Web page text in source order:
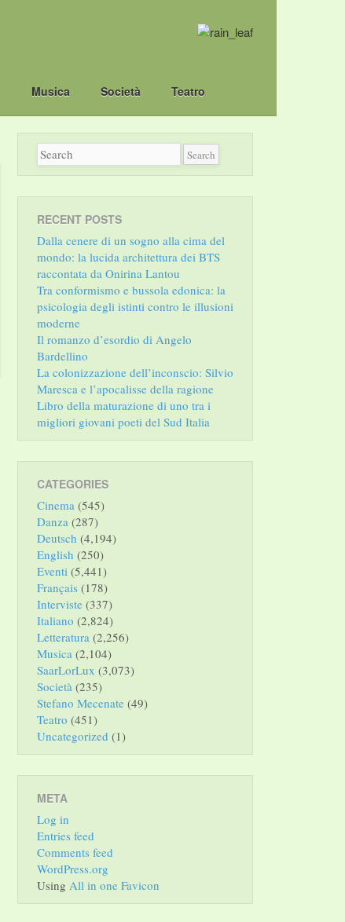
Musica Società Teatro
RECENT POSTS
Dalla cenere di un sogno alla cima del
mondo: la lucida architettura dei BTS
raccontata da Onirina Lantou
Tra conformismo e bussola edonica: la
psicologia degli istinti contro le illusioni
moderne
Il romanzo d’esordio di Angelo
Bardellino
La colonizzazione dell’inconscio: Silvio
Maresca e l’apocalisse della ragione
Libro della maturazione di uno tra i
migliori giovani poeti del Sud Italia
CATEGORIES
Cinema (545)
Danza (287)
Deutsch (4,194)
English (250)
Eventi (5,441)
Français (178)
Interviste (337)
Italiano (2,824)
Letteratura (2,256)
Musica (2,104)
SaarLorLux (3,073)
Società (235)
Stefano Mecenate (49)
Teatro (451)
Uncategorized (1)
META
Log in
Entries feed
Comments feed
WordPress.org
Using All in one Favicon